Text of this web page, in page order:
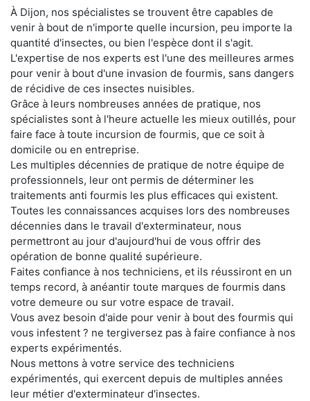
À Dijon, nos spécialistes se trouvent être capables de
venir à bout de n'importe quelle incursion, peu importe la
quantité d'insectes, ou bien l'espèce dont il s'agit.
L'expertise de nos experts est l'une des meilleures armes
pour venir à bout d'une invasion de fourmis, sans dangers
de récidive de ces insectes nuisibles.
Grâce à leurs nombreuses années de pratique, nos
spécialistes sont à l'heure actuelle les mieux outillés, pour
faire face à toute incursion de fourmis, que ce soit à
domicile ou en entreprise.
Les multiples décennies de pratique de notre équipe de
professionnels, leur ont permis de déterminer les
traitements anti fourmis les plus efficaces qui existent.
Toutes les connaissances acquises lors des nombreuses
décennies dans le travail d'exterminateur, nous
permettront au jour d'aujourd'hui de vous offrir des
opération de bonne qualité supérieure.
Faites confiance à nos techniciens, et ils réussiront en un
temps record, à anéantir toute marques de fourmis dans
votre demeure ou sur votre espace de travail.
Vous avez besoin d'aide pour venir à bout des fourmis qui
vous infestent ? ne tergiversez pas à faire confiance à nos
experts expérimentés.
Nous mettons à votre service des techniciens
expérimentés, qui exercent depuis de multiples années
leur métier d'exterminateur d'insectes.